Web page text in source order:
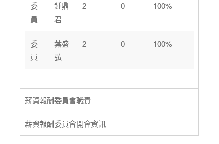
委
員
鍾鼎
君
2 0 100%
委
員
葉盛
弘
2 0 100%
薪資報酬委員會職責
薪資報酬委員會開會資訊